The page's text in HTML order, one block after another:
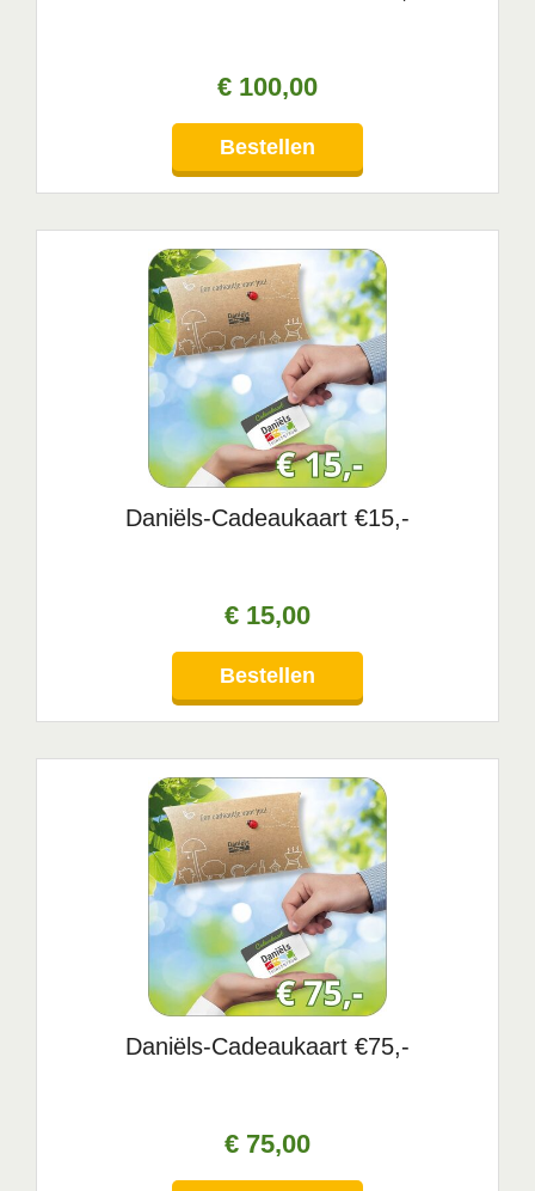
€ 100,00
Bestellen
Daniëls-Cadeaukaart €15,-
€ 15,00
Bestellen
Daniëls-Cadeaukaart €75,-
€ 75,00